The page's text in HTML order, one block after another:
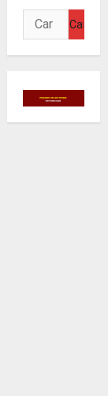
Cari
untuk: